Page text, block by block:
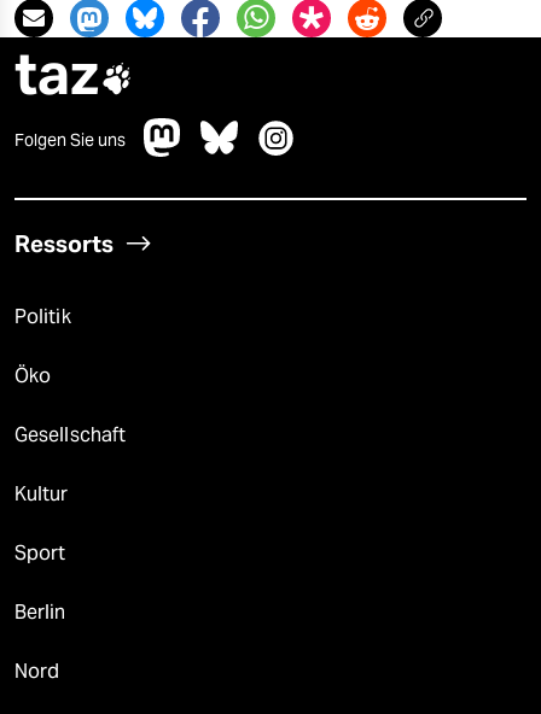
taz
Folgen Sie uns
Ressorts
Politik
Öko
Gesellschaft
Kultur
Sport
Berlin
Nord